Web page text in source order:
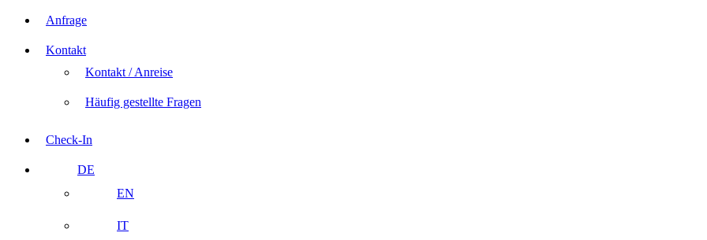
Anfrage
Kontakt
Kontakt / Anreise
Häufig gestellte Fragen
Check-In
DE
EN
IT